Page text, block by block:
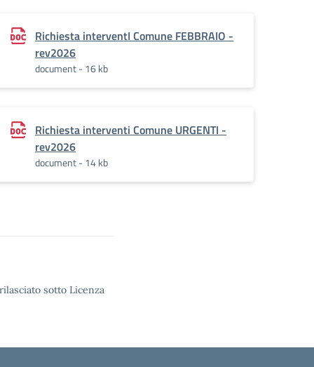
Richiesta interventI Comune FEBBRAIO -
rev2026
document - 16 kb
Richiesta interventi Comune URGENTI -
rev2026
document - 14 kb
sotto Licenza